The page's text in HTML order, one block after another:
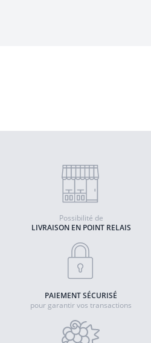
LIVRAISON EN POINT RELAIS
Possibilité de
PAIEMENT SÉCURISÉ
pour garantir vos transactions